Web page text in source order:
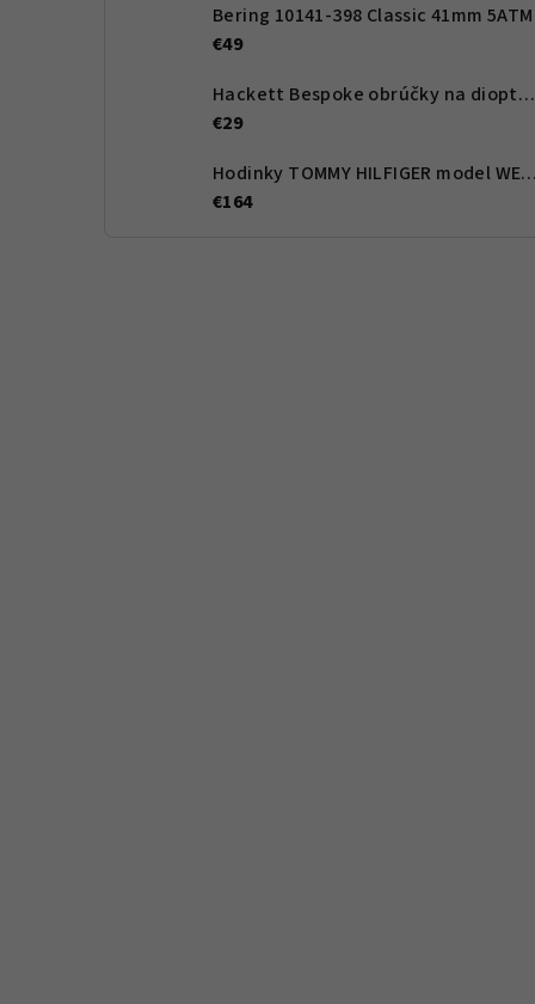
Bering 10141-398 Classic 41mm 5ATM
€49
Hackett Bespoke obrúčky na dioptrické okuliare HEB262 02 54 - Pánské
€29
Hodinky TOMMY HILFIGER model WESLE 1710627
€164